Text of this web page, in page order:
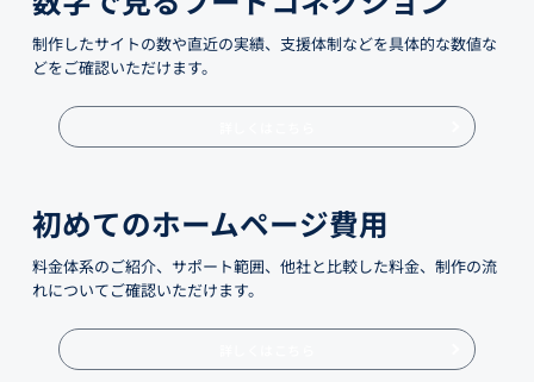
制作したサイトの数や直近の実績、支援体制などを具体的な数値な
どをご確認いただけます。
初めてのホームページ費用
料金体系のご紹介、サポート範囲、他社と比較した料金、制作の流
れについてご確認いただけます。